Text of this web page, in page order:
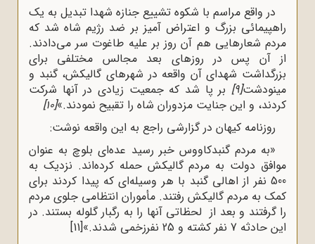
در واقع مراسم با شکوه تشییع جنازه شهدا تبدیل به یک
راهپیمائی بزرگ و اعتراض آمیز بر ضد رژیم شاه شد که
مردم شعارهایی هم آن روز بر علیه طاغوت سر می‌دادند.
از آن پس در روزهای بعد مجالس مختلفی برای
بزرگداشت شهدای آن واقعه در شهرهای گالیکش، گنبد و
مینودشت[9] بر پا شد که جمعیت زیادی در آنها شرکت
کردند، و این جنایت مزدوران شاه را تقبیح نمودند.»[10]
روزنامه کیهان در گزارشی راجع به این واقعه نوشت:
«به مردم گنبدکاووس خبر رسید عده‌ای بلوچ به عنوان
موافق دولت به مردم گالیکش حمله کرده‌اند. نزدیک به
500 نفر از اهالی گنبد با هر وسیله‌ای که پیدا کردند برای
کمک به مردم گالیکش رفتند. مأموران انتظامی جلوی مردم
را گرفتند و بعد از لحظاتی آنها را به رگبار گلوله بستند. در
این حادثه 7 نفر کشته و 25 نفرزخمی شدند
.
»
[11]